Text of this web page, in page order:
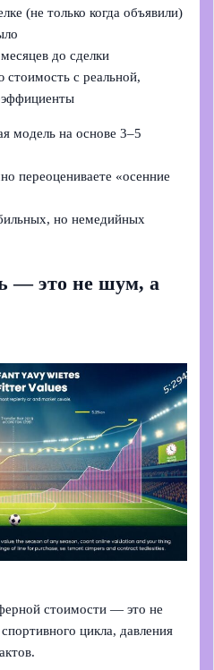
(не только когда объявили)
до сделки
стоимость с реальной,
модель на основе 3–5
переоцениваете «осенние
но немедийных
— это не шум, а
стоимости — это не
цикла, давления